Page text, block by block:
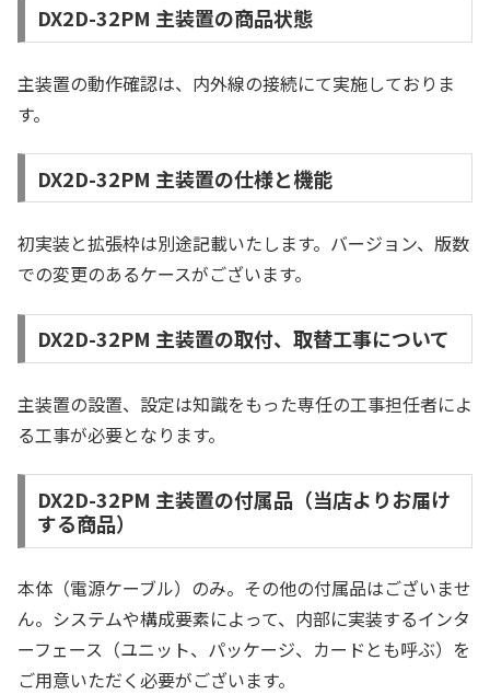
DX2D-32PM 主装置の商品状態
主装置の動作確認は、内外線の接続にて実施しておりま
す。
DX2D-32PM 主装置の仕様と機能
初実装と拡張枠は別途記載いたします。バージョン、版数
での変更のあるケースがございます。
DX2D-32PM 主装置の取付、取替工事について
主装置の設置、設定は知識をもった専任の工事担任者によ
る工事が必要となります。
DX2D-32PM 主装置の付属品（当店よりお届け
する商品）
本体（電源ケーブル）のみ。その他の付属品はございませ
ん。システムや構成要素によって、内部に実装するインタ
ーフェース（ユニット、パッケージ、カードとも呼ぶ）を
ご用意いただく必要がございます。